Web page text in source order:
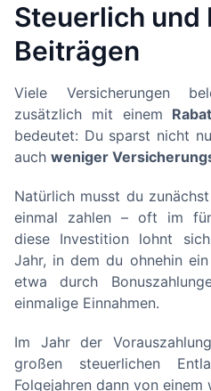
Steuerlich und
Beiträgen
Viele Versicherungen
zusätzlich mit einem
bedeutet: Du sparst nicht
auch weniger
Natürlich musst du
einmal zahlen – oft im
diese Investition lohnt
Jahr, in dem du ohnehin ein
etwa durch
einmalige Einnahmen.
Im Jahr der
großen steuerlichen
Folgejahren dann von einem